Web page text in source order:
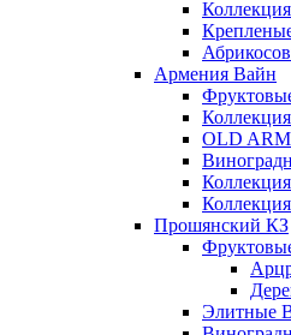
Армения Вайн
OLD
Прошянский КЗ
Элитные